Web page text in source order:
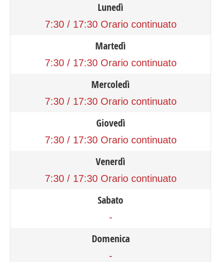
Lunedì
7:30 / 17:30 Orario continuato
Martedì
7:30 / 17:30 Orario continuato
Mercoledì
7:30 / 17:30 Orario continuato
Giovedì
7:30 / 17:30 Orario continuato
Venerdì
7:30 / 17:30 Orario continuato
Sabato
-
Domenica
-